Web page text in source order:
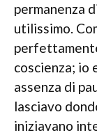
permanenza
utilissimo.
coscienza; io
assenza di
lasciavo
iniziavano